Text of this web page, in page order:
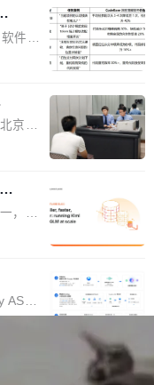
Se
Vin
位全
步
一行
Linu
Linu
件工
要载
百万
上下
史的
、业
个文
统的
仅能
语义
体在
京一
活腾
核心
司AI
架构
迁
移
登录
圈
、无
，但
暗面
、M
显
团队
上发
ASR
的